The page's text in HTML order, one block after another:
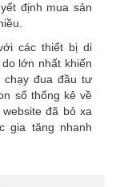
định mua sản
các thiết bị di
lớn nhất khiến
chạy đua đầu tư
số thống kê về
đã bỏ xa
gia tăng nhanh